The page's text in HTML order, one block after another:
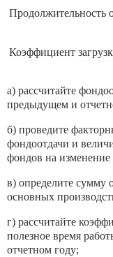
Продолжительность
Коэффициент
а) рассчитайте
предыдущем и
б) проведите
фондоотдачи и
фондов на
в) определите сумму
основных
г) рассчитайте
полезное время
отчетном году;